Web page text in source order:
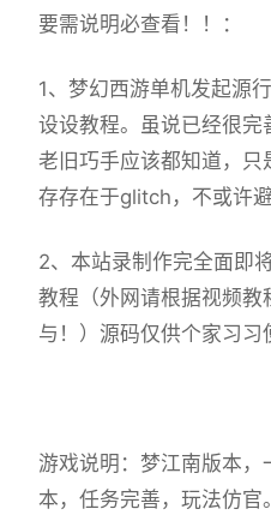
要需说明必查看！！：
1、 梦幻西游单机发起源
设设教程。虽说已经很
老旧巧手应该都知道，
存存在于glitch，不或许
2、本站录制作完全面即
教程（外网请根据视频教
与！）源码仅供个家习习
游戏说明：梦江南版本
本，任务完善，玩法仿